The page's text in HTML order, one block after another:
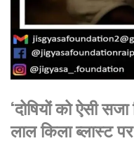
‘दोषियों को ऐसी
लाल किला ब्लास्ट